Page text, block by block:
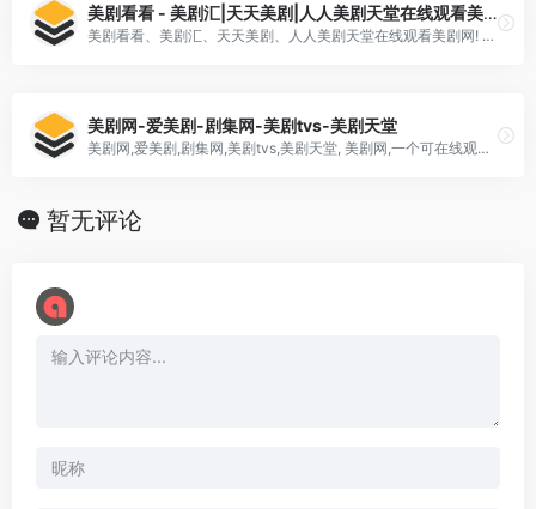
美剧看看 - 美剧汇|天天美剧|人人美剧天堂在线观看美剧网!
美剧看看、美剧汇、天天美剧、人人美剧天堂在线观看美剧网! 美剧看看提供给天天美剧汇、好看的美剧在线观看、最新美剧下载、人人美剧天堂在线观看美剧网。美剧看看提供2023年最新美剧、2023年美剧推荐、2023年豆瓣美剧排行榜,海量美剧在线观看尽在美剧看看。
美剧网-爱美剧-剧集网-美剧tvs-美剧天堂
美剧网,爱美剧,剧集网,美剧tvs,美剧天堂, 美剧网,一个可在线观看美剧的视频网站。这里有最新最全的美剧资源,采用云点播技术,给你高清流畅的观看体验。
暂无评论